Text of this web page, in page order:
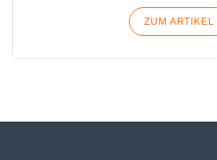
ZUM ARTIKEL